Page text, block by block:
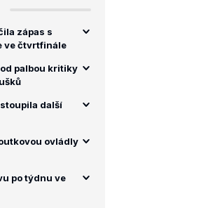
zápas s
ve čtvrtfinále
palbou kritiky
další
ovládly
po týdnu ve